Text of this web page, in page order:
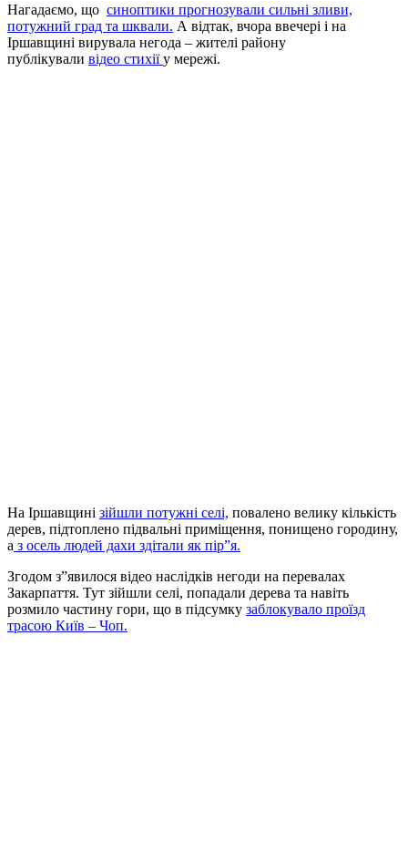
Нагадаємо, що синоптики прогнозували сильні зливи,
потужний град та шквали. А відтак, вчора ввечері і на
Іршавщині вирувала негода – жителі району
публікували відео стихіїу мережі.
На Іршавщині зійшли потужні селі, повалено велику кількість
дерев, підтоплено підвальні приміщення, понищено городину,
а з осель людей дахи здітали як пір”я.
Згодом з”явилося відео наслідків негоди на перевалах
Закарпаття. Тут зійшли селі, попадали дерева та навіть
розмило частину гори, що в підсумку заблокувало проїзд
трасою Київ – Чоп.